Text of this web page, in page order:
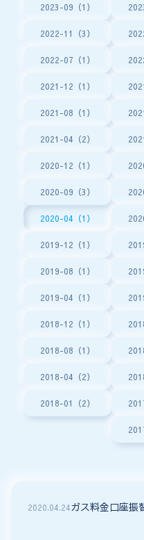
2023-09（1）
2022-11（3）
2022-07（1）
2021-12（1）
2021-08（1）
2021-04（2）
2020-12（1）
2020-09（3）
2020-04（1）
2019-12（1）
2019-08（1）
2019-04（1）
2018-12（1）
2018-08（1）
2018-04（2）
2018-01（2）
2020.04.24ガス料金口座